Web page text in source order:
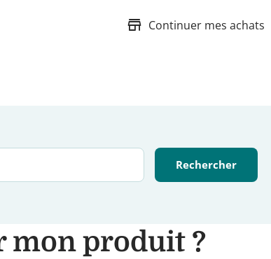
store Continuer mes achats
mon produit ?